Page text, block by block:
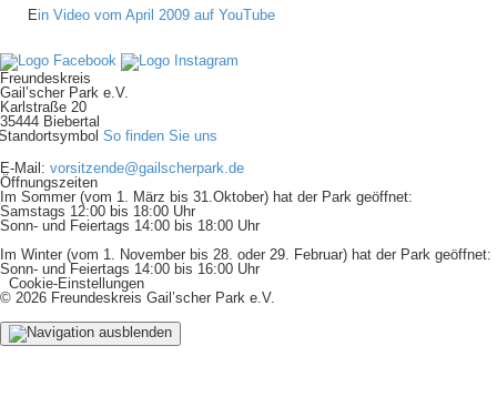
Ein Video vom April 2009 auf YouTube
Freundeskreis
Gail’scher Park e.V.
Karlstraße 20
35444 Biebertal
So finden Sie uns
E-Mail: vorsitzende@gailscherpark.de
Öffnungszeiten
Im Sommer (vom 1. März bis 31.Oktober) hat der Park geöffnet:
Samstags 12:00 bis 18:00 Uhr
Sonn- und Feiertags 14:00 bis 18:00 Uhr
Im Winter (vom 1. November bis 28. oder 29. Februar) hat der Park geöffnet:
Sonn- und Feiertags 14:00 bis 16:00 Uhr
Cookie-Einstellungen
© 2026 Freundeskreis Gail’scher Park e.V.